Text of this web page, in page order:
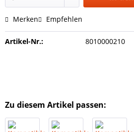
Merken Empfehlen
Artikel-Nr.: 8010000210
Zu diesem Artikel passen: